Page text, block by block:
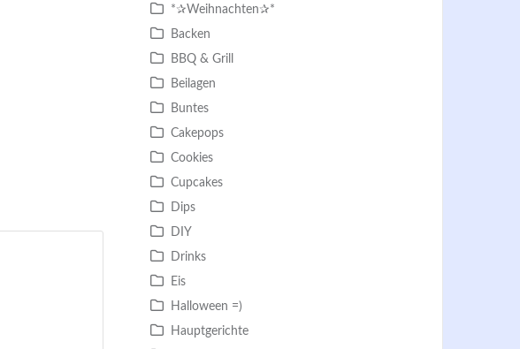
*✰Weihnachten✰*
Backen
BBQ & Grill
Beilagen
Buntes
Cakepops
Cookies
Cupcakes
Dips
DIY
Drinks
Eis
Halloween =)
Hauptgerichte